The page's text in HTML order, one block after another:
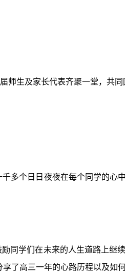
师生及家长代表齐聚一堂，共同
多个日日夜夜在每个同学的心
同学们在未来的人生道路上继
了高三一年的心路历程以及如